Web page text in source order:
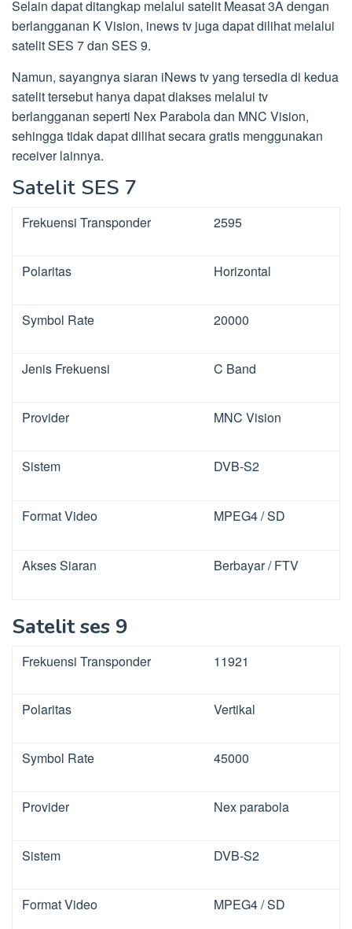
Selain dapat ditangkap melalui satelit Measat 3A dengan
berlangganan K Vision, inews tv juga dapat dilihat melalui
satelit SES 7 dan SES 9.
Namun, sayangnya siaran iNews tv yang tersedia di kedua
satelit tersebut hanya dapat diakses melalui tv
berlangganan seperti Nex Parabola dan MNC Vision,
sehingga tidak dapat dilihat secara gratis menggunakan
receiver lainnya.
Satelit SES 7
Frekuensi Transponder 2595
Polaritas Horizontal
Symbol Rate 20000
Jenis Frekuensi C Band
Provider MNC Vision
Sistem DVB-S2
Format Video MPEG4 / SD
Akses Siaran Berbayar / FTV
Satelit ses 9
Frekuensi Transponder 11921
Polaritas Vertikal
Symbol Rate 45000
Provider Nex parabola
Sistem DVB-S2
Format Video MPEG4 / SD